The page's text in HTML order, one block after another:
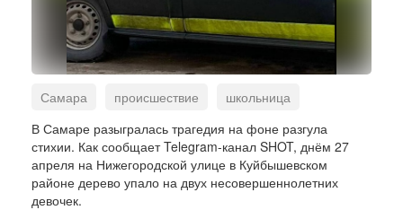
Самара происшествие
школьница
упало дерево
стихия
штормовое предупреждение
В Самаре разыгралась трагедия на фоне разгула
стихии. Как сообщает Telegram-канал SHOT, днём 27
апреля на Нижегородской улице в Куйбышевском
районе дерево упало на двух несовершеннолетних
девочек.